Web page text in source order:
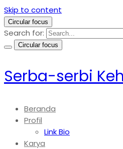
Skip to content
Circular focus
Search for:
Circular focus
Serba-serbi
Beranda
Profil
Link Bio
Karya